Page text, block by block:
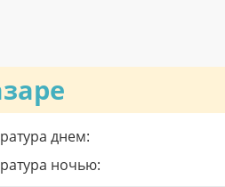
днем:
ночью: